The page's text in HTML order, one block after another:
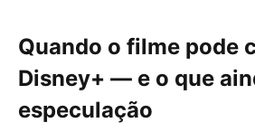
Quando o filme pode
Disney+ — e o que
especulação